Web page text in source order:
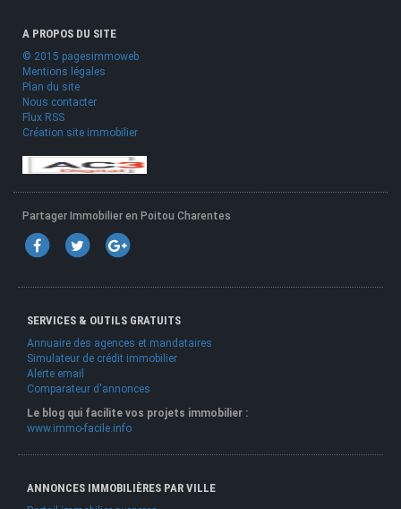
A PROPOS DU SITE
© 2015 pagesimmoweb
Mentions légales
Plan du site
Nous contacter
Flux RSS
Création site immobilier
Partager Immobilier en Poitou Charentes
SERVICES & OUTILS GRATUITS
Annuaire des agences et mandataires
Simulateur de crédit immobilier
Alerte email
Comparateur d'annonces
Le blog qui facilite vos projets immobilier :
www.immo-facile.info
ANNONCES IMMOBILIÈRES PAR VILLE